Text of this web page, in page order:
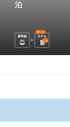
泊
新幹線 ホテル
選べる
1 泊